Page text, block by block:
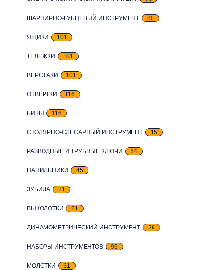
ШАРНИРНО-ГУБЦЕВЫЙ ИНСТРУМЕНТ 80
ЯЩИКИ 101
ТЕЛЕЖКИ 101
ВЕРСТАКИ 101
ОТВЕРТКИ 116
БИТЫ 116
СТОЛЯРНО-СЛЕСАРНЫЙ ИНСТРУМЕНТ 15
РАЗВОДНЫЕ И ТРУБНЫЕ КЛЮЧИ 64
НАПИЛЬНИКИ 45
ЗУБИЛА 21
ВЫКОЛОТКИ 21
ДИНАМОМЕТРИЧЕСКИЙ ИНСТРУМЕНТ 26
НАБОРЫ ИНСТРУМЕНТОВ 95
МОЛОТКИ 31